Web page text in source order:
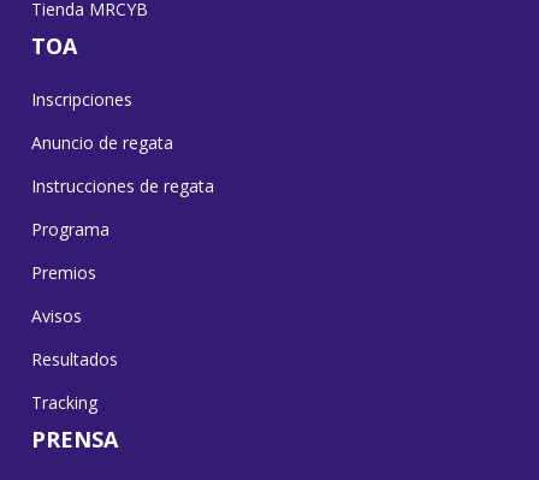
Tienda MRCYB
TOA
Inscripciones
Anuncio de regata
Instrucciones de regata
Programa
Premios
Avisos
Resultados
Tracking
PRENSA